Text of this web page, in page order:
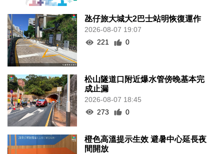
氹仔旅大城大2巴士站明恢復運作
2026-08-07 19:07
221
0
松山隧道口附近爆水管傍晚基本完
成止漏
2026-08-07 18:45
273
0
橙色高溫提示生效 避暑中心延長夜
間開放